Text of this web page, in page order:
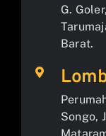
G.
Barat.
Songo,